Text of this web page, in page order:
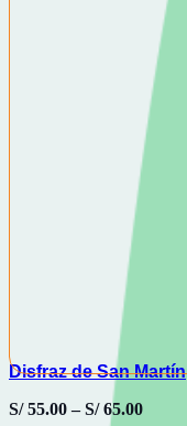
Disfraz de San Martín
S/55.00–S/65.00